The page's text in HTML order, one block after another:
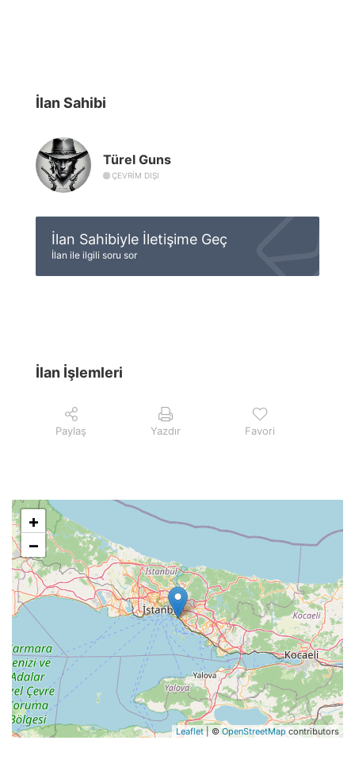
İlan Sahibi
Türel Guns
ÇEVRIM DIŞI
İlan Sahibiyle İletişime Geç
İlan ile ilgili soru sor
İlan İşlemleri
Paylaş Yazdır Favori
+
−
Leaflet | © OpenStreetMap contributors